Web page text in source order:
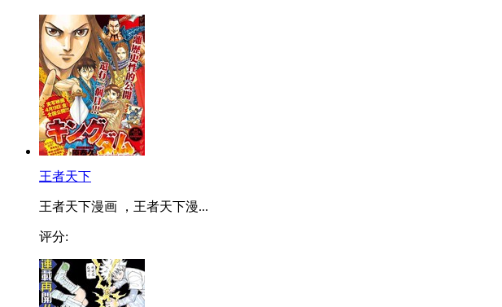
王者天下
王者天下漫画 ，王者天下漫...
评分: